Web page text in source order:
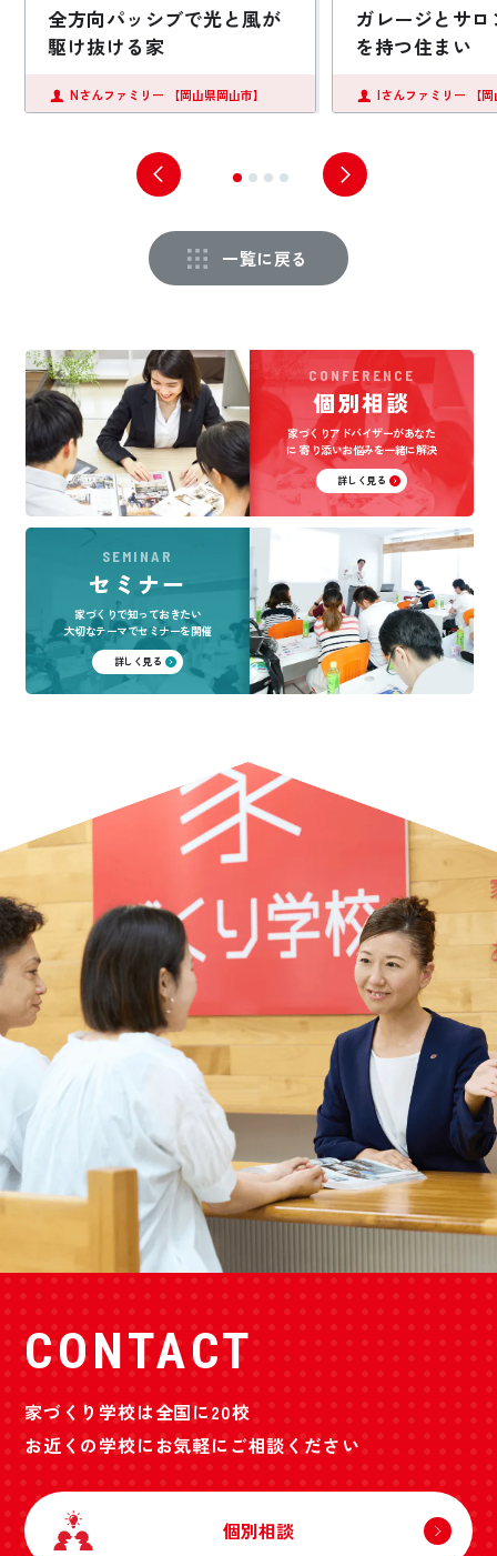
全方向パッシブで光と風が
駆け抜ける家
Nさんファミリー 【岡山県岡山市】
ガレージとサ
を持つ住まい
Iさんファミリー 【
一覧に戻る
CONFERENCE
個別相談
家づくりアドバイザーがあなた
に寄り添いお悩みを一緒に解決
詳しく見る
SEMINAR
セミナー
家づくりで知っておきたい
大切なテーマでセミナーを開催
詳しく見る
CONTACT
家づくり学校は全国に20校
お近くの学校にお気軽にご相談ください
個別相談